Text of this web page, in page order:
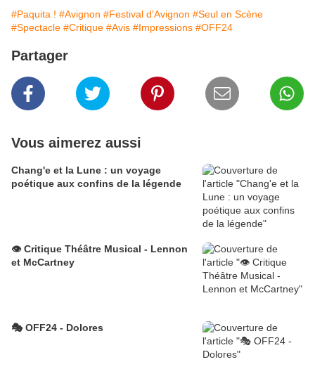
#Paquita ! #Avignon #Festival d'Avignon #Seul en Scène
#Spectacle #Critique #Avis #Impressions #OFF24
Partager
Vous aimerez aussi
Chang'e et la Lune : un voyage
poétique aux confins de la légende
👁️ Critique Théâtre Musical - Lennon
et McCartney
🎭 OFF24 - Dolores